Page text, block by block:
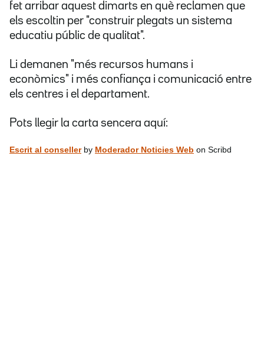
fet arribar aquest dimarts en què reclamen que
els escoltin per "construir plegats un sistema
educatiu públic de qualitat".
Li demanen "més recursos humans i
econòmics" i més confiança i comunicació entre
els centres i el departament.
Pots llegir la carta sencera aquí:
Escrit al consellerby Moderador Noticies Web on Scribd